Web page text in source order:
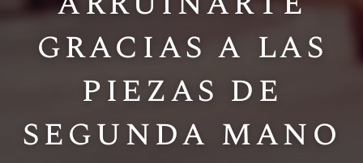
gracias a las
piezas de
segunda mano